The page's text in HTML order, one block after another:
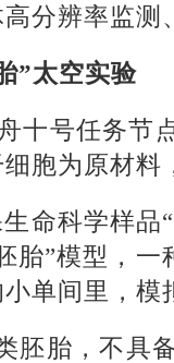
分辨率监测
”太空实验
十号任务节
胞为原材料
命科学样品
胎”模型，一
单间里，模
胚胎，不具